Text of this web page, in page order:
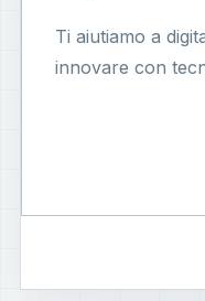
Ti aiutiamo a
innovare con